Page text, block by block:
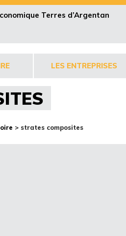
Terres d’Argentan
LES ENTREPRISES
> strates composites